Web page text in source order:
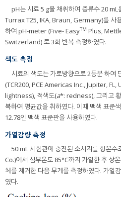
pH는 시료 5 g을 채취하여 증류수 20
Turrax T25, IKA, Braun, Germany)를 사
하여 pH-meter (Five- EasyTM Plus,
Switzerland) 로 3회 반복 측정하였다.
색도 측정
시료의 색도는 가로방향으로 2등분 하여
(TCR200, PCE Americas Inc., Jupiter, FL,
lightness), 적색도(a*: redness), 그리고
복하여 평균값을 취하였다. 이때 백색 표준
12.78인 백색 표준판을 사용하였다.
가열감량 측정
50 mL 시험관에 충진된 소시지를 항온
Co.)에서 심부온도 85°C까지 가열한 후 상
체를 제거한 다음 무게를 측정하였다. 가열
였다.